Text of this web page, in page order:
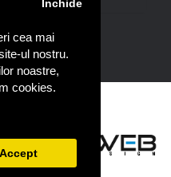
cea mai
ul nostru.
noastre,
cookies.
Inchide
Accept